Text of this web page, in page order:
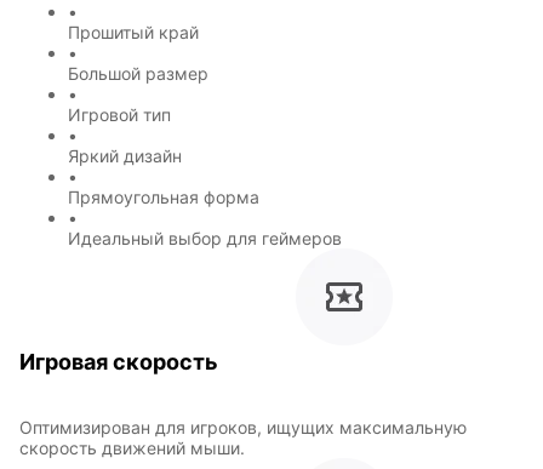
•
Прошитый край
•
Большой размер
•
Игровой тип
•
Яркий дизайн
•
Прямоугольная форма
•
Идеальный выбор для геймеров
Игровая скорость
Оптимизирован для игроков, ищущих максимальную
скорость движений мыши.
Символы
года
Hot Wheels